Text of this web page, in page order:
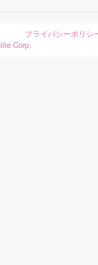
プライバシーポリシ
Corp.